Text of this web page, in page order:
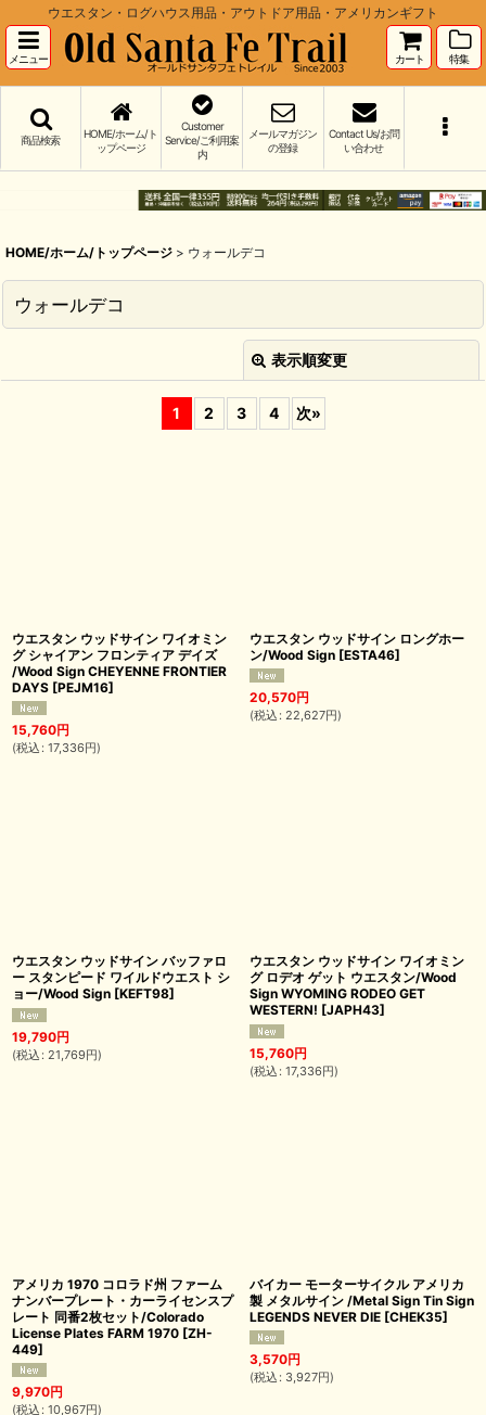
ウエスタン・ログハウス用品・アウトドア用品・アメリカンギフト
メニュー カート 特集
商品検索
HOME/ホーム/ト
ップページ
Customer
Service/ご利用案
内
メールマガジン
の登録
Contact Us/お問
い合わせ
HOME/ホーム/トップページ > ウォールデコ
ウォールデコ
表示順変更
1 2 3 4 次»
ウエスタン ウッドサイン ワイオミン
グ シャイアン フロンティア デイズ
/Wood Sign CHEYENNE FRONTIER
DAYS [PEJM16]
15,760円
(税込 : 17,336円)
ウエスタン ウッドサイン ロングホー
ン/Wood Sign [ESTA46]
20,570円
(税込 : 22,627円)
ウエスタン ウッドサイン バッファロ
ー スタンピード ワイルドウエスト シ
ョー/Wood Sign [KEFT98]
19,790円
(税込 : 21,769円)
ウエスタン ウッドサイン ワイオミン
グ ロデオ ゲット ウエスタン/Wood
Sign WYOMING RODEO GET
WESTERN! [JAPH43]
15,760円
(税込 : 17,336円)
アメリカ 1970 コロラド州 ファーム
ナンバープレート・カーライセンスプ
レート 同番2枚セット/Colorado
License Plates FARM 1970 [ZH-
449]
9,970円
(税込 : 10,967円)
バイカー モーターサイクル アメリカ
製 メタルサイン /Metal Sign Tin Sign
LEGENDS NEVER DIE [CHEK35]
3,570円
(税込 : 3,927円)